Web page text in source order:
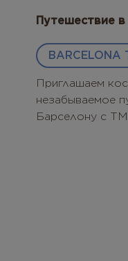
Путешествие
Приглашаем
незабываемое
Барселону с
BARCELONA